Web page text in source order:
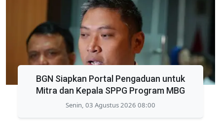
BGN Siapkan Portal Pengaduan untuk
Mitra dan Kepala SPPG Program MBG
Senin, 03 Agustus 2026 08:00